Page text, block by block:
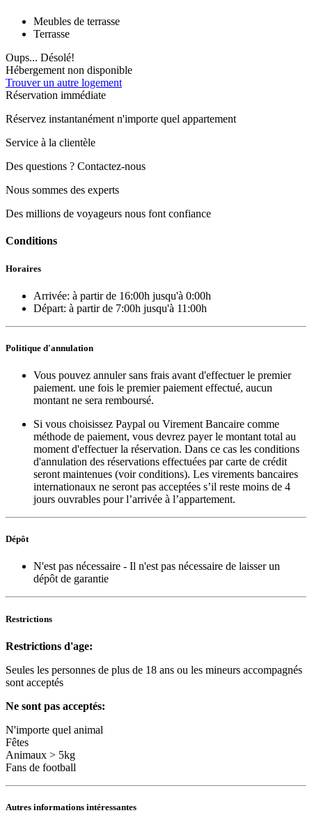
Meubles de terrasse
Terrasse
Oups... Désolé!
Hébergement non disponible
Trouver un autre logement
Réservation immédiate
Réservez instantanément n'importe quel appartement
Service à la clientèle
Des questions ? Contactez-nous
Nous sommes des experts
Des millions de voyageurs nous font confiance
Conditions
Horaires
Arrivée: à partir de 16:00h jusqu'à 0:00h
Départ: à partir de 7:00h jusqu'à 11:00h
Politique d'annulation
Vous pouvez annuler sans frais avant d'effectuer le premier
paiement. une fois le premier paiement effectué, aucun
montant ne sera remboursé.
Si vous choisissez Paypal ou Virement Bancaire comme
méthode de paiement, vous devrez payer le montant total au
moment d'effectuer la réservation. Dans ce cas les conditions
d'annulation des réservations effectuées par carte de crédit
seront maintenues (voir conditions). Les virements bancaires
internationaux ne seront pas acceptées s’il reste moins de 4
jours ouvrables pour l’arrivée à l’appartement.
Dépôt
N'est pas nécessaire - Il n'est pas nécessaire de laisser un
dépôt de garantie
Restrictions
Restrictions d'age:
Seules les personnes de plus de 18 ans ou les mineurs accompagnés
sont acceptés
Ne sont pas acceptés:
N'importe quel animal
Fêtes
Animaux > 5kg
Fans de football
Autres informations intéressantes